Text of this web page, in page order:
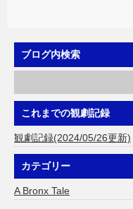
ブログ内検索
これまでの観劇記録
観劇記録(2024/05/26更新)
カテゴリー
A Bronx Tale